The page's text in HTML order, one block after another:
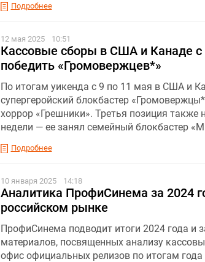
Подробнее
12 мая 2025 10:51
Кассовые сборы в США и Канаде с
победить «Громовержцев*»
По итогам уикенда с 9 по 11 мая в США и
супергеройский блокбастер
хоррор «Грешники». Третья позиция также
недели — ее занял семейный блокбастер
Подробнее
10 января 2025 14:18
Аналитика ПрофиСинема за 2024
российском рынке
ПрофиСинема подводит итоги 2024 года и
материалов, посвященных анализу
офис официальных релизов по итогам